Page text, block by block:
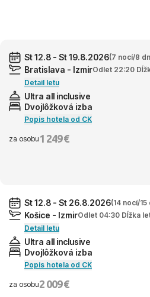
St 12.8 - St 19.8.2026(7 nocí/8
Bratislava - IzmirOdlet 22:20
Detail letu
Ultra all inclusive
Dvojlôžková izba
Popis hotela od CK
za osobu 1 249 €
St 12.8 - St 26.8.2026(14 nocí/15
Košice - IzmirOdlet 04:30 Dĺžka
Detail letu
Ultra all inclusive
Dvojlôžková izba
Popis hotela od CK
za osobu2 009 €